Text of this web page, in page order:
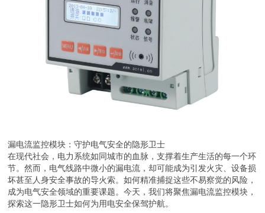
漏电流监控模块：守护电气安全的隐形卫士
在现代社会，电力系统如同城市的血脉，支撑着生产生活的每一个环
节。然而，电气线路中微小的漏电流，却可能成为引发火灾、设备损
坏甚至人身安全事故的导火索。如何精准捕捉这些不易察觉的风险，
成为电气安全领域的重要课题。今天，我们将聚焦漏电流监控模块，
探索这一隐形卫士如何为用电安全保驾护航。